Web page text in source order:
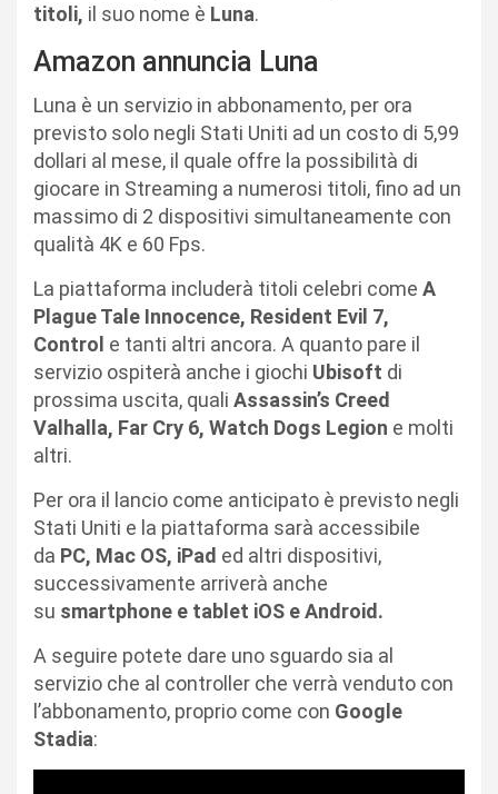
titoli, il suo nome è Luna.
Amazon annuncia Luna
Luna è un servizio in abbonamento, per ora
previsto solo negli Stati Uniti ad un costo di 5,99
dollari al mese, il quale offre la possibilità di
giocare in Streaming a numerosi titoli, fino ad un
massimo di 2 dispositivi simultaneamente con
qualità 4K e 60 Fps.
La piattaforma includerà titoli celebri come A
Plague Tale Innocence, Resident Evil 7,
Control e tanti altri ancora. A quanto pare il
servizio ospiterà anche i giochi Ubisoft di
prossima uscita, quali Assassin’s Creed
Valhalla, Far Cry 6, Watch Dogs Legion e molti
altri.
Per ora il lancio come anticipato è previsto negli
Stati Uniti e la piattaforma sarà accessibile
da PC, Mac OS, iPad ed altri dispositivi,
successivamente arriverà anche
su smartphone e tablet iOS e Android.
A seguire potete dare uno sguardo sia al
servizio che al controller che verrà venduto con
l’abbonamento, proprio come con Google
Stadia: